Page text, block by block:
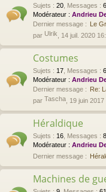
Sujets : 20 Messages :
Modérateur : Andrieu
Dernier message : Le
par Ulrik , 14 juil. 2020
Costumes
Sujets : 17 Messages :
Modérateur : Andrieu
Dernier message : Re:
par Tascha , 19 juin
Héraldique
Sujets : 16 Messages :
Modérateur : Andrieu
Dernier message :
Machines de